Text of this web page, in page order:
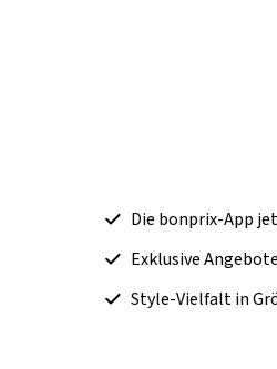
Die bonprix-App
Exklusive
Style-Vielfalt in